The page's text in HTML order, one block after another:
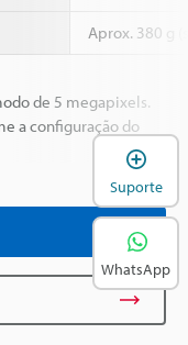
Aprox. 380 g
de 5 megapixels.
a configuração do
Suporte
WhatsApp